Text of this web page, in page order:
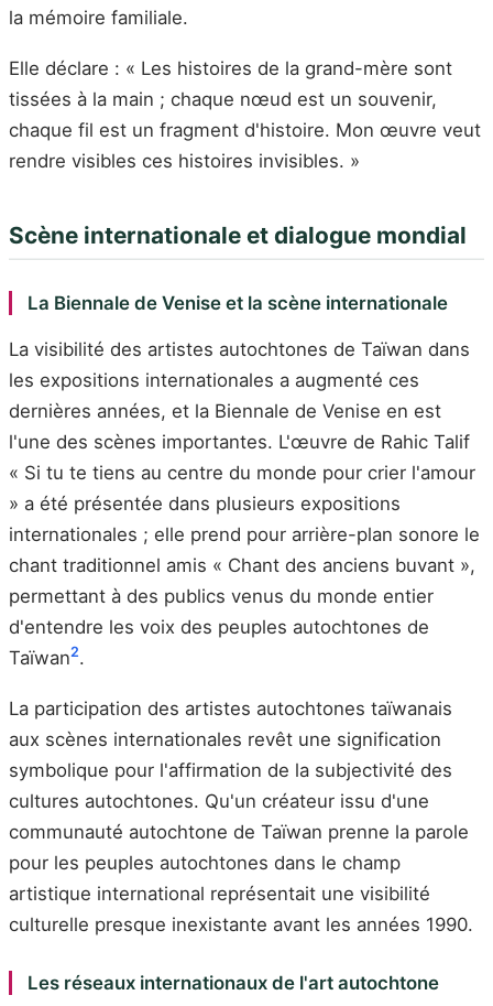
la mémoire familiale.
Elle déclare : « Les histoires de la grand-mère sont
tissées à la main ; chaque nœud est un souvenir,
chaque fil est un fragment d'histoire. Mon œuvre veut
rendre visibles ces histoires invisibles. »
Scène internationale et dialogue mondial
La Biennale de Venise et la scène internationale
La visibilité des artistes autochtones de Taïwan dans
les expositions internationales a augmenté ces
dernières années, et la Biennale de Venise en est
l'une des scènes importantes. L'œuvre de Rahic Talif
« Si tu te tiens au centre du monde pour crier l'amour
» a été présentée dans plusieurs expositions
internationales ; elle prend pour arrière-plan sonore le
chant traditionnel amis « Chant des anciens buvant »,
permettant à des publics venus du monde entier
d'entendre les voix des peuples autochtones de
Taïwan2.
La participation des artistes autochtones taïwanais
aux scènes internationales revêt une signification
symbolique pour l'affirmation de la subjectivité des
cultures autochtones. Qu'un créateur issu d'une
communauté autochtone de Taïwan prenne la parole
pour les peuples autochtones dans le champ
artistique international représentait une visibilité
culturelle presque inexistante avant les années 1990.
Les réseaux internationaux de l'art autochtone